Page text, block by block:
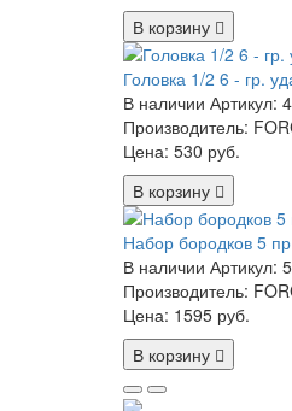
В корзину
Головка 1/2 6 - гр.
В наличии Артикул:
Производитель:
Цена: 530 руб.
В корзину
Набор бородков 5
В наличии Артикул:
Производитель:
Цена: 1595 руб.
В корзину